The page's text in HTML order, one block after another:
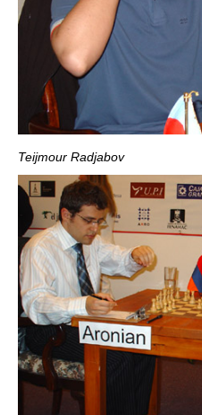
Teijmour Radjabov